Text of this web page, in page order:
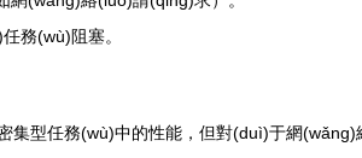
務(wù)阻塞。
集型任務(wù)中的性能，但對(duì)于網(wǎng)